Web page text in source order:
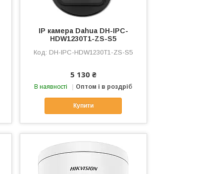
IP камера Dahua DH-IPC-
HDW1230T1-ZS-S5
DH-IPC-HDW1230T1-ZS-S5
5 130 ₴
В наявності Оптом і в роздріб
Купити